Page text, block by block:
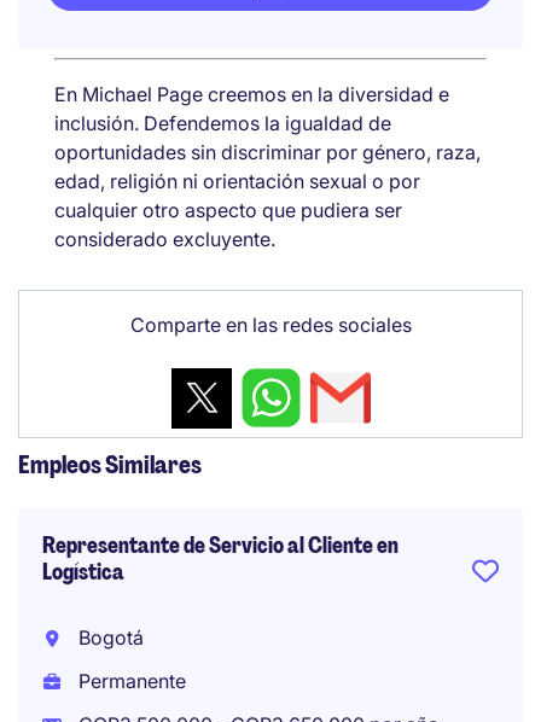
En Michael Page creemos en la diversidad e
inclusión. Defendemos la igualdad de
oportunidades sin discriminar por género, raza,
edad, religión ni orientación sexual o por
cualquier otro aspecto que pudiera ser
considerado excluyente.
Comparte en las redes sociales
Empleos Similares
Representante de Servicio al Cliente en
Logística
Bogotá
Permanente